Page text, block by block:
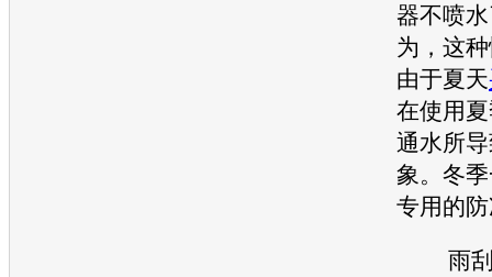
器不喷
为，这
由于夏天
在使用
通水所
象。冬
专用的
雨刮